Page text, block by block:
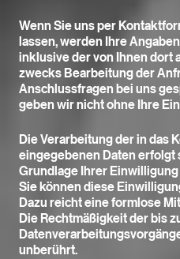
Wenn Sie uns per
lassen, werden Ihre
inklusive der von Ihnen dort
zwecks Bearbeitung der
Anschlussfragen bei uns
geben wir nicht ohne Ihre
Die Verarbeitung der in das
eingegebenen Daten
Grundlage Ihrer Einwilligung
Sie können diese
Dazu reicht eine formlose
Die Rechtmäßigkeit der bis
unberührt.